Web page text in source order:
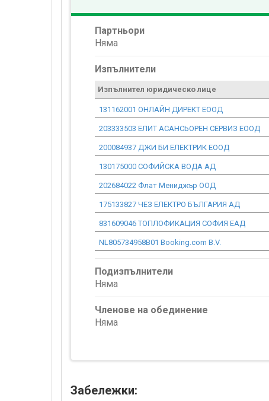
Партньори
Няма
Изпълнители
Изпълнител юридическо лице
131162001 ОНЛАЙН ДИРЕКТ ЕООД
203333503 ЕЛИТ АСАНСЬОРЕН СЕРВИЗ ЕООД
200084937 ДЖИ БИ ЕЛЕКТРИК ЕООД
130175000 СОФИЙСКА ВОДА АД
202684022 Флат Мениджър ООД
175133827 ЧЕЗ ЕЛЕКТРО БЪЛГАРИЯ АД
831609046 ТОПЛОФИКАЦИЯ СОФИЯ ЕАД
NL805734958B01 Booking.com B.V.
Подизпълнители
Няма
Членове на обединение
Няма
Забележки: